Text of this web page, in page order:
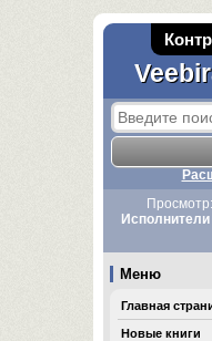
Просмотр:
Исполнители
Меню
Главная
Новые книги